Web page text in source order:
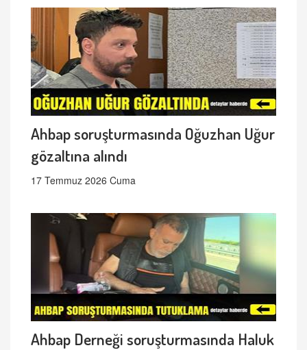
Ahbap soruşturmasında Oğuzhan Uğur
gözaltına alındı
17 Temmuz 2026 Cuma
Ahbap Derneği soruşturmasında Haluk